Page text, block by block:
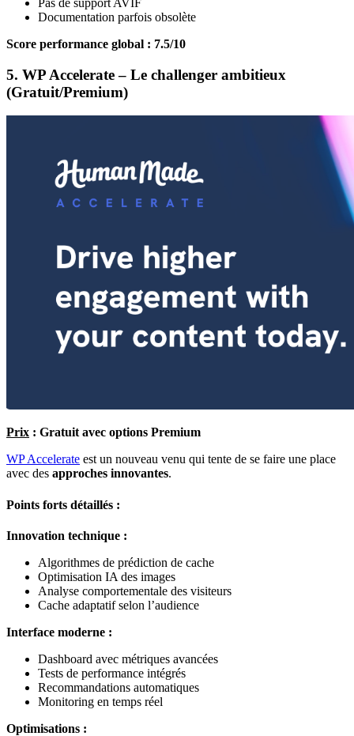
Pas de support AVIF
Documentation parfois obsolète
Score performance global : 7.5/10
5. WP Accelerate – Le challenger ambitieux
(Gratuit/Premium)
Prix : Gratuit avec options Premium
WP Accelerate est un nouveau venu qui tente de se faire une place
avec des approches innovantes.
Points forts détaillés :
Innovation technique :
Algorithmes de prédiction de cache
Optimisation IA des images
Analyse comportementale des visiteurs
Cache adaptatif selon l’audience
Interface moderne :
Dashboard avec métriques avancées
Tests de performance intégrés
Recommandations automatiques
Monitoring en temps réel
Optimisations :